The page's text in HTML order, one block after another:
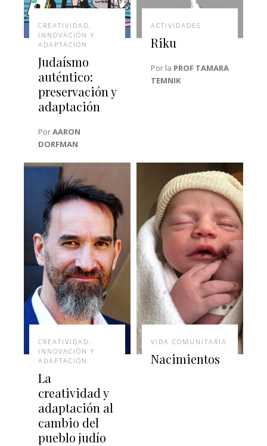
CREATIVIDAD,
INNOVACIÓN Y
ADAPTACIÓN
Judaísmo
auténtico:
preservación y
adaptación
PorAARON
DORFMAN
ACTIVIDADES
Riku
Por la PROF TAMARA
TEMNIK
CREATIVIDAD,
INNOVACIÓN Y
ADAPTACIÓN
La
creatividad y
adaptación al
cambio del
pueblo judío
VIDA COMUNITARIA
Nacimientos